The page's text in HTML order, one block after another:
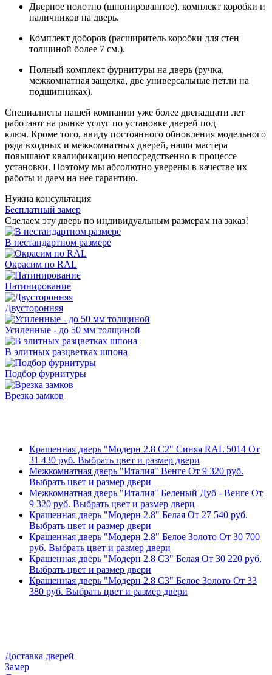
Дверное полотно (шпонированное), комплект коробки и
наличников на дверь.
Комплект доборов (расширитель коробки для стен
толщиной более 7 см.).
Полный комплект фурнитуры на дверь (ручка,
межкомнатная защелка, две универсальные петли на
подшипниках).
Специалисты нашей компании уже более двенадцати лет
работают на рынке услуг по установке дверей под
ключ. Кроме того, ввиду постоянного обновления модельного
ряда входных и межкомнатных дверей, наши мастера
повышают квалификацию непосредственно в процессе
установки. Поэтому мы абсолютно уверены в качестве их
работы и даем на нее гарантию.
Нужна консультация
Бесплатный замер
Сделаем эту дверь по индивидуальным размерам на заказ!
В нестандартном размере
Окрасим по RAL
Патинирование
Двусторонняя
Усиленные - до 50 мм толщиной
В элитных разцветках шпона
Подбор фурнитуры
Врезка замков
Крашенная дверь "Модерн 2.8 С2" Синяя RAL 5014 От
31 430 руб. Выбрать цвет и размер двери
Межкомнатная дверь "Италия" Венге От 9 320 руб.
Выбрать цвет и размер двери
Межкомнатная дверь "Италия" Беленый Дуб - Венге От
9 320 руб. Выбрать цвет и размер двери
Крашенная дверь "Модерн 2.8" Белая От 27 540 руб.
Выбрать цвет и размер двери
Крашенная дверь "Модерн 2.8" Белое Золото От 30 700
руб. Выбрать цвет и размер двери
Крашенная дверь "Модерн 2.8 С3" Белая От 30 220 руб.
Выбрать цвет и размер двери
Крашенная дверь "Модерн 2.8 С3" Белое Золото От 33
380 руб. Выбрать цвет и размер двери
Доставка дверей
Замер